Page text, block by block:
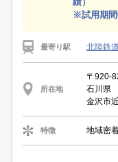
※試用期間
最寄り駅 北陸鉄
所在地
〒920-
石川県
金沢市
特徴 地域密